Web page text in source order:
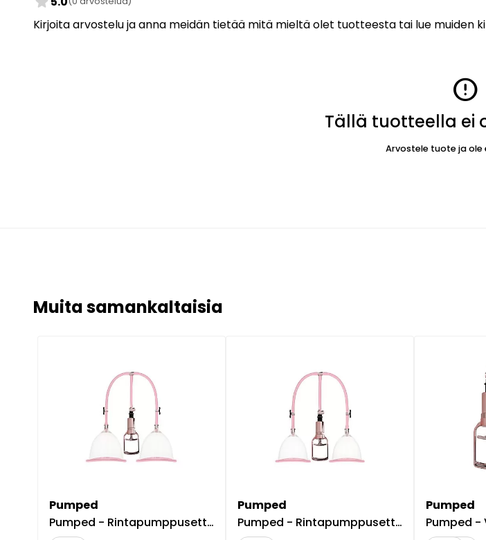
Kirjoita arvostelu ja anna meidän tietää mitä mieltä olet tuotteesta tai lue muiden
error
Tällä tuotteella ei
Arvostele tuote ja ole
Muita samankaltaisia
Pumped
Pumped - Rintapumppusetti, L-koko
Pumped
Pumped - Rintapumppusetti, M-koko, helppokäyttöinen, tehokas, pinkki
Pumped
Pumped -